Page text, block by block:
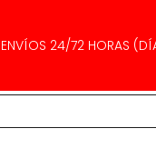
ENVÍOS 24/72 HORAS